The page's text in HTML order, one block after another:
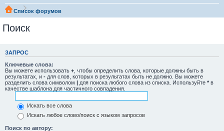
Список форумов
Поиск
ЗАПРОС
Ключевые слова:
Вы можете использовать + , чтобы определить слова, которые должны быть в
результатах, и - для слов, которых в результатах быть не должно. Вы можете
разделить слова символом | для поиска любого слова из списка. Используйте * в
качестве шаблона для частичного совпадения.
Искать все слова
Искать любое слово/поиск с языком запросов
Поиск по автору: